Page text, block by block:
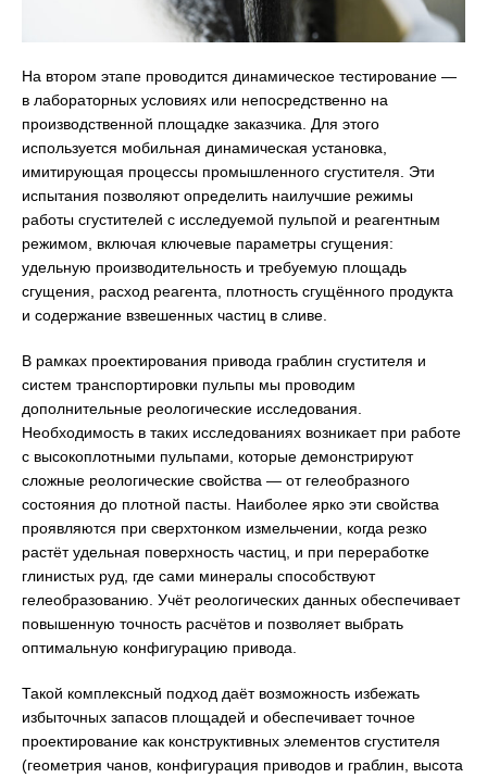
На втором этапе проводится динамическое тестирование —
в лабораторных условиях или непосредственно на
производственной площадке заказчика. Для этого
используется мобильная динамическая установка,
имитирующая процессы промышленного сгустителя. Эти
испытания позволяют определить наилучшие режимы
работы сгустителей с исследуемой пульпой и реагентным
режимом, включая ключевые параметры сгущения:
удельную производительность и требуемую площадь
сгущения, расход реагента, плотность сгущённого продукта
и содержание взвешенных частиц в сливе.
В рамках проектирования привода граблин сгустителя и
систем транспортировки пульпы мы проводим
дополнительные реологические исследования.
Необходимость в таких исследованиях возникает при работе
с высокоплотными пульпами, которые демонстрируют
сложные реологические свойства — от гелеобразного
состояния до плотной пасты. Наиболее ярко эти свойства
проявляются при сверхтонком измельчении, когда резко
растёт удельная поверхность частиц, и при переработке
глинистых руд, где сами минералы способствуют
гелеобразованию. Учёт реологических данных обеспечивает
повышенную точность расчётов и позволяет выбрать
оптимальную конфигурацию привода.
Такой комплексный подход даёт возможность избежать
избыточных запасов площадей и обеспечивает точное
проектирование как конструктивных элементов сгустителя
(геометрия чанов, конфигурация приводов и граблин, высота